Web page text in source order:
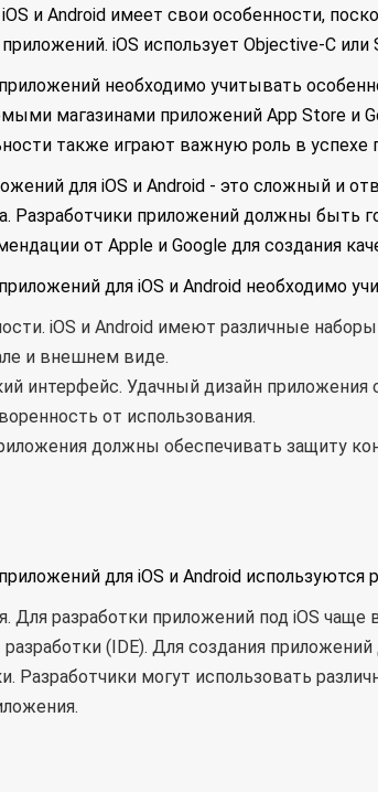
и Android имеет свои особенности,
iOS использует Objective-C
необходимо учитывать
магазинами приложений App Store и
также играют важную роль в успехе
для iOS и Android - это сложный и
Разработчики приложений должны быть
от Apple и Google для создания
для iOS и Android необходимо
iOS и Android имеют различные
и внешнем виде.
интерфейс. Удачный дизайн
от использования.
должны обеспечивать защиту
для iOS и Android используются
разработки приложений под iOS чаще
(IDE). Для создания приложений
Разработчики могут использовать